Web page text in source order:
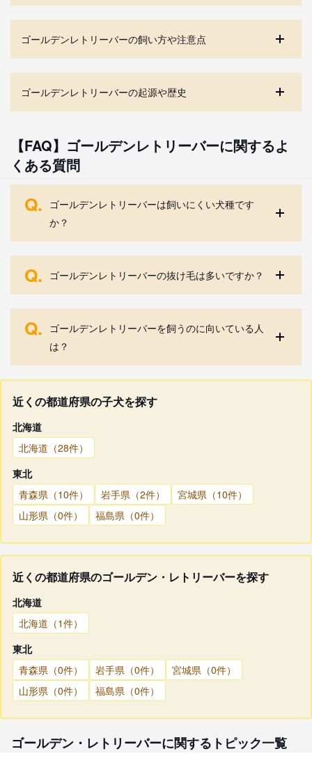
ゴールデンレトリーバーの飼い方や注意点
ゴールデンレトリーバーの起源や歴史
【FAQ】ゴールデンレトリーバーに関するよ
くある質問
Q.
ゴールデンレトリーバーは飼いにくい犬種です
か？
Q. ゴールデンレトリーバーの抜け毛は多いですか？
Q.
ゴールデンレトリーバーを飼うのに向いている人
は？
近くの都道府県の子犬を探す
北海道
北海道（28件）
東北
青森県（10件）
岩手県（2件）
宮城県（10件）
山形県（0件）
福島県（0件）
近くの都道府県のゴールデン・レトリーバーを探す
北海道
北海道（1件）
東北
青森県（0件）
岩手県（0件）
宮城県（0件）
山形県（0件）
福島県（0件）
ゴールデン・レトリーバーに関するトピック一覧